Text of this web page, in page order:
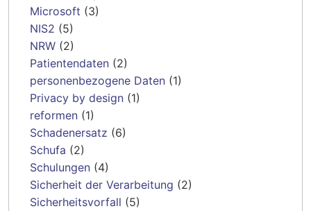
Microsoft (3)
NIS2 (5)
NRW (2)
Patientendaten (2)
personenbezogene Daten (1)
Privacy by design (1)
reformen (1)
Schadenersatz (6)
Schufa (2)
Schulungen (4)
Sicherheit der Verarbeitung (2)
Sicherheitsvorfall (5)